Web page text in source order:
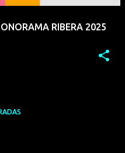
RIBERA 2025